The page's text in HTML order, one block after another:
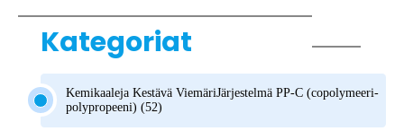
Kategoriat
Kemikaaleja Kestävä ViemäriJärjestelmä PP-C (copolymeeri-
polypropeeni) (52)